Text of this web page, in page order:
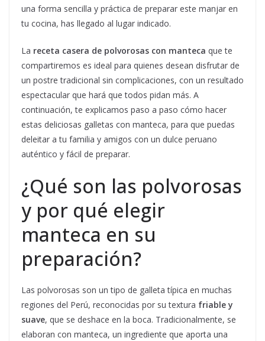
una forma sencilla y práctica de preparar este manjar en
tu cocina, has llegado al lugar indicado.
La receta casera de polvorosas con manteca que te
compartiremos es ideal para quienes desean disfrutar de
un postre tradicional sin complicaciones, con un resultado
espectacular que hará que todos pidan más. A
continuación, te explicamos paso a paso cómo hacer
estas deliciosas galletas con manteca, para que puedas
deleitar a tu familia y amigos con un dulce peruano
auténtico y fácil de preparar.
¿Qué son las polvorosas
y por qué elegir
manteca en su
preparación?
Las polvorosas son un tipo de galleta típica en muchas
regiones del Perú, reconocidas por su textura friable y
suave, que se deshace en la boca. Tradicionalmente, se
elaboran con manteca, un ingrediente que aporta una